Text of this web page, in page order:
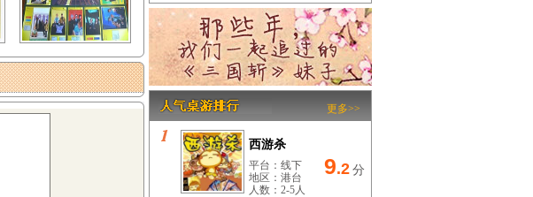
更多>>
9.2 分
西游杀
平台：线下
地区：港台
人数：2-5人